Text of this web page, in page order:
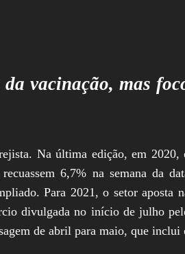
vacinação, mas
Na última edição, em 2020,
6,7% na semana da
Para 2021, o setor aposta
divulgada no início de julho
de abril para maio, que inclui